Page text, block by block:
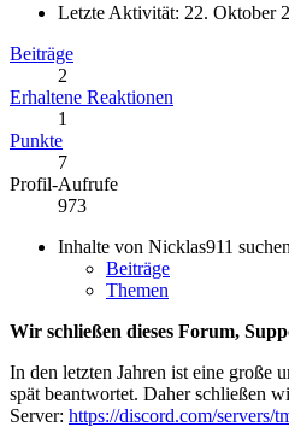
Letzte Aktivität: 22. Oktober
Beiträge
2
Erhaltene Reaktionen
1
Punkte
7
Profil-Aufrufe
973
Inhalte von Nicklas911 suchen
Beiträge
Themen
Wir schließen dieses Forum,
In den letzten Jahren ist eine große
spät beantwortet. Daher schließen
Server: https://discord.com/servers/